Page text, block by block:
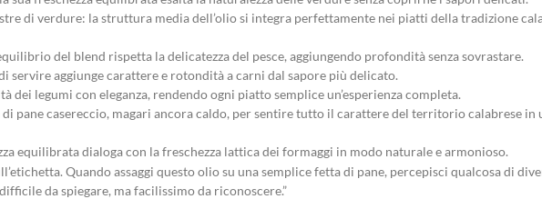
di verdure: la struttura media dell’olio si integra perfettamente nei piatti della tradizione
del blend rispetta la delicatezza del pesce, aggiungendo profondità senza sovrastare.
aggiunge carattere e rotondità a carni dal sapore più delicato.
dei legumi con eleganza, rendendo ogni piatto semplice un’esperienza completa.
pane casereccio, magari ancora caldo, per sentire tutto il carattere del territorio calabrese in
equilibrata dialoga con la freschezza lattica dei formaggi in modo naturale e armonioso.
Quando assaggi questo olio su una semplice fetta di pane, percepisci qualcosa di
da spiegare, ma facilissimo da riconoscere.”